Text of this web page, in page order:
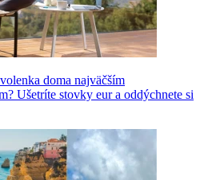
doma najväčším
Ušetríte stovky eur a oddýchnete si